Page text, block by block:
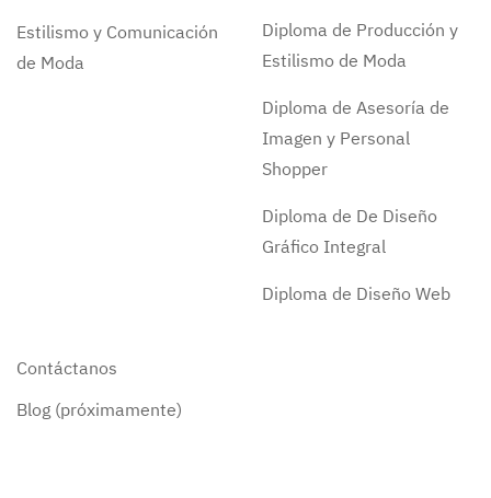
Estilismo y Comunicación
de Moda
Diploma de Producción y
Estilismo de Moda
Diploma de Asesoría de
Imagen y Personal
Shopper
Diploma de De Diseño
Gráfico Integral
Diploma de Diseño Web
Contáctanos
Blog (próximamente)